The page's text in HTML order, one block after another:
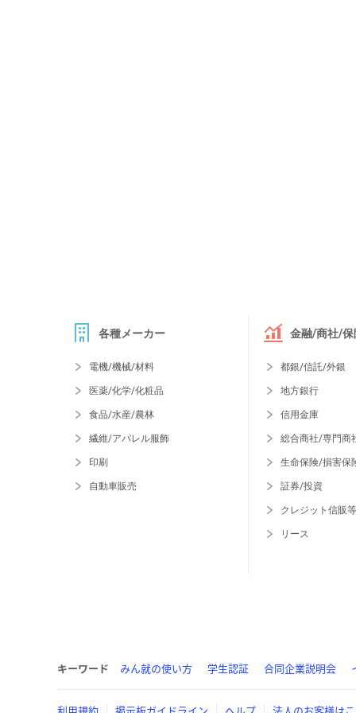
各種メーカー
電機/機械/材料
医薬/化学/化粧品
食品/水産/農林
繊維/アパレル服飾
印刷
自動車販売
金融/商社/保
都銀/信託/外銀
地方銀行
信用金庫
総合商社/専門商
生命保険/損害保
証券/投資
クレジット信販等
リース
キーワード みん就の使い方 学生認証 合同企業説明会